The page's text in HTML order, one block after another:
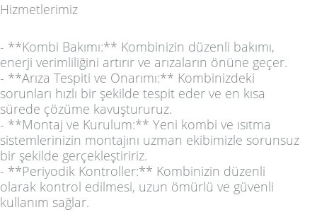
Hizmetlerimiz
- **Kombi Bakımı:** Kombinizin düzenli bakımı,
enerji verimliliğini artırır ve arızaların önüne geçer.
- **Arıza Tespiti ve Onarımı:** Kombinizdeki
sorunları hızlı bir şekilde tespit eder ve en kısa
sürede çözüme kavuştururuz.
- **Montaj ve Kurulum:** Yeni kombi ve ısıtma
sistemlerinizin montajını uzman ekibimizle sorunsuz
bir şekilde gerçekleştiririz.
- **Periyodik Kontroller:** Kombinizin düzenli
olarak kontrol edilmesi, uzun ömürlü ve güvenli
kullanım sağlar.